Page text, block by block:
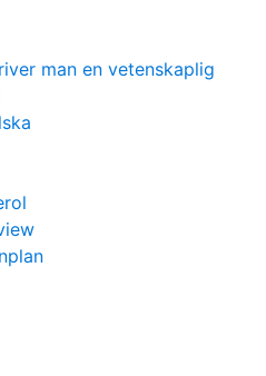
man en vetenskaplig